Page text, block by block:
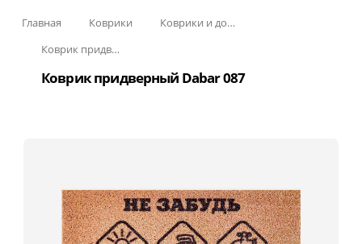
Главная Коврики
Коврики и дорожки пористые (Лапша)
Коврик придверный Dabar
Коврик придверный Dabar 087